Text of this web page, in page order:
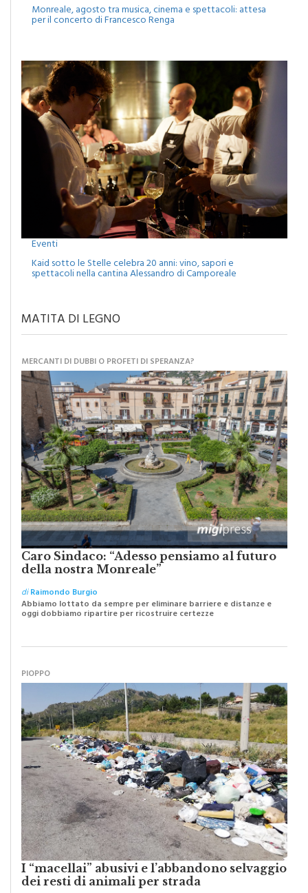
Monreale, agosto tra musica, cinema e spettacoli: attesa
per il concerto di Francesco Renga
Eventi
Kaid sotto le Stelle celebra 20 anni: vino, sapori e
spettacoli nella cantina Alessandro di Camporeale
MATITA DI LEGNO
MERCANTI DI DUBBI O PROFETI DI SPERANZA?
Caro Sindaco: “Adesso pensiamo al futuro
della nostra Monreale”
diRaimondo Burgio
Abbiamo lottato da sempre per eliminare barriere e distanze e
oggi dobbiamo ripartire per ricostruire certezze
PIOPPO
I “macellai” abusivi e l’abbandono selvaggio
dei resti di animali per strada